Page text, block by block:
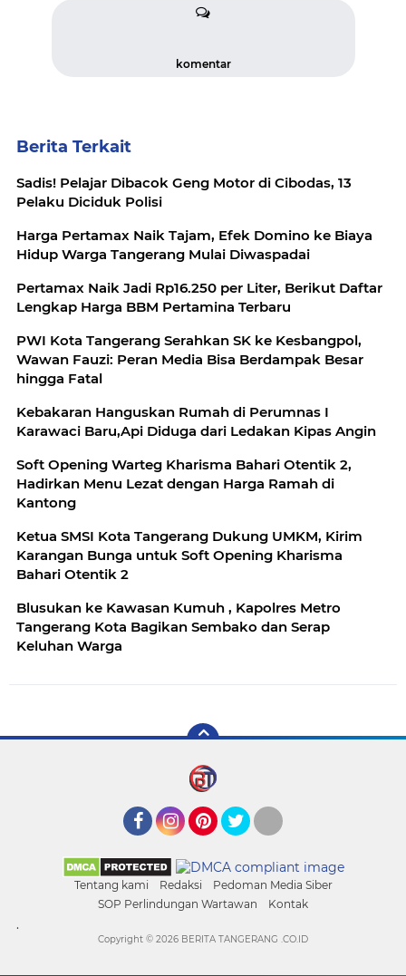
komentar
Berita Terkait
Sadis! Pelajar Dibacok Geng Motor di Cibodas, 13
Pelaku Diciduk Polisi
Harga Pertamax Naik Tajam, Efek Domino ke Biaya
Hidup Warga Tangerang Mulai Diwaspadai
Pertamax Naik Jadi Rp16.250 per Liter, Berikut Daftar
Lengkap Harga BBM Pertamina Terbaru
PWI Kota Tangerang Serahkan SK ke Kesbangpol,
Wawan Fauzi: Peran Media Bisa Berdampak Besar
hingga Fatal
Kebakaran Hanguskan Rumah di Perumnas I
Karawaci Baru,Api Diduga dari Ledakan Kipas Angin
Soft Opening Warteg Kharisma Bahari Otentik 2,
Hadirkan Menu Lezat dengan Harga Ramah di
Kantong
Ketua SMSI Kota Tangerang Dukung UMKM, Kirim
Karangan Bunga untuk Soft Opening Kharisma
Bahari Otentik 2
Blusukan ke Kawasan Kumuh , Kapolres Metro
Tangerang Kota Bagikan Sembako dan Serap
Keluhan Warga
Tentang kami Redaksi
Pedoman Media Siber
SOP Perlindungan Wartawan
Kontak
.
Copyright © 2026 BERITA TANGERANG .CO.ID